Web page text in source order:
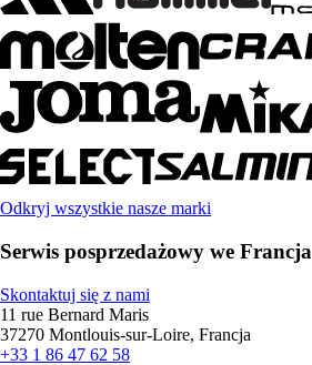
Odkryj wszystkie nasze marki
Serwis posprzedażowy we Francja
Skontaktuj się z nami
11 rue Bernard Maris
37270 Montlouis-sur-Loire, Francja
+33 1 86 47 62 58